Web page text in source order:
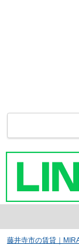
藤井寺市の賃貸｜